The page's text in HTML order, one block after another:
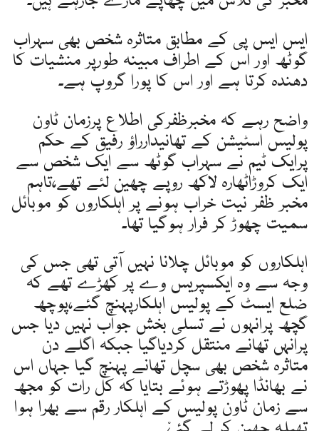
ایس ایس پی کے مطابق متاثرہ شخص بھی سہراب
گوٹھ اور اس کے اطراف مبینہ طورپر منشیات کا
دھندہ کرتا ہے اور اس کا پورا گروپ ہے۔
واضح رہے کہ مخبرظفرکی اطلاع پرزمان ٹاون
پولیس اسٹیشن کے تھانیدارراؤ رفیق کے حکم
پرایک ٹیم نے سہراب گوٹھ سے ایک شخص سے
ایک کروڑاٹھارہ لاکھ روپے چھین لئے تھے،تاہم
مخبر ظفر نیت خراب ہونے پر اہلکاروں کو موبائل
سمیت چھوڑ کر فرار ہوگیا تھا۔
اہلکاروں کو موبائل چلانا نہیں آتی تھی جس کی
وجہ سے وہ ایکسپریس وے پر کھڑے تھے کہ
ضلع ایسٹ کے پولیس اہلکارپہنچ گئے،پوچھ
گچھ پرانہوں نے تسلی بخش جواب نہیں دیا جس
پرانہں تھانے منتقل کردیاگیا جبکہ اگلے دن
متاثرہ شخص بھی سچل تھانے پہنچ گیا جہاں اس
نے بھانڈا پھوڑتے ہوئے بتایا کہ کل رات کو مجھ
سے زمان ٹاون پولیس کے اہلکار رقم سے بھرا ہوا